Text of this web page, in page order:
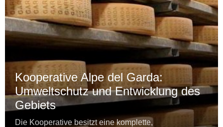
Kooperative Alpe del Garda:
Umweltschutz und Entwicklung des
Gebiets
Die Kooperative besitzt eine komplette,